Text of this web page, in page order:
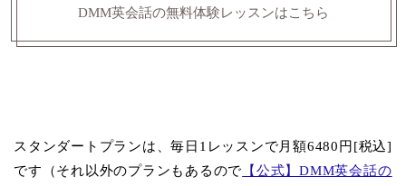
DMM英会話の無料体験レッスンはこちら
スタンダートプランは、毎日1レッスンで月額6480円[税込]
です（それ以外のプランもあるので 【公式】DMM英会話の